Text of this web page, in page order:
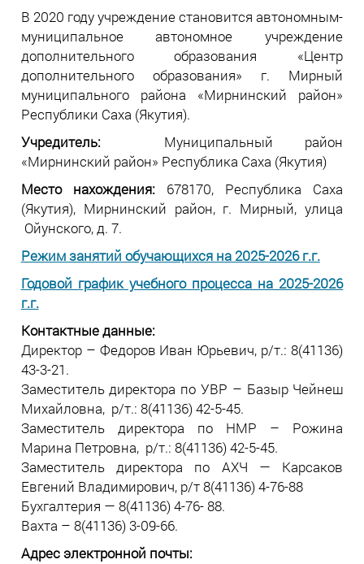
В 2020 году учреждение становится автономным-
муниципальное автономное учреждение
дополнительного образования «Центр
дополнительного образования» г. Мирный
муниципального района «Мирнинский район»
Республики Саха (Якутия).
Учредитель:
Муниципальный район
«Мирнинский район» Республика Саха (Якутия)
Место нахождения:678170, Республика Саха
(Якутия), Мирнинский район, г. Мирный, улица
Ойунского, д. 7.
Режим занятий обучающихся на 2025-2026 г.г.
Годовой график учебного процесса на 2025-2026
г.г.
Контактные данные:
Директор – Федоров Иван Юрьевич, р/т.: 8(41136)
43-3-21.
Заместитель директора по УВР – Базыр Чейнеш
Михайловна, р/т.: 8(41136) 42-5-45.
Заместитель директора по НМР – Рожина
Марина Петровна, р/т.: 8(41136) 42-5-45.
Заместитель директора по АХЧ — Карсаков
Евгений Владимирович, р/т 8(41136) 4-76-88
Бухгалтерия — 8(41136) 4-76- 88.
Вахта – 8(41136) 3-09-66.
Адрес электронной почты: